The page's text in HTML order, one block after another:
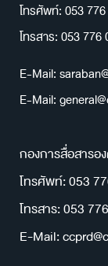
โทรศัพท์: 053
โทรสาร: 053 776
E-Mail:
E-Mail:
กองการสื่อสารอ
โทรศัพท์: 053
โทรสาร: 053
E-Mail: